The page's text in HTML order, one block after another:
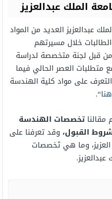
الملك عبدالعزيز
عبدالعزيز العديد من المواد
خلال مسيرتهم
من قبل لجنة متخصصة لدراسة
متطلبات العصر الحالي فيما
على مواد كلية الهندسة
“.
تخصصات الهندسة
القبول، وقد تعرفنا على
وما هي تَخصصات